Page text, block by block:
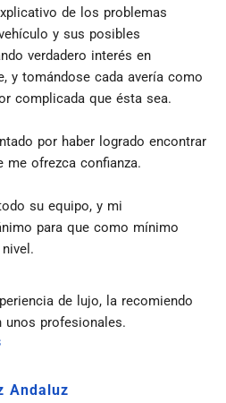
de los problemas
y sus posibles
verdadero interés en
y tomándose cada avería como
complicada que ésta sea.
por haber logrado encontrar
me ofrezca confianza.
su equipo, y mi
para que como mínimo
de lujo, la recomiendo
profesionales.
Andaluz